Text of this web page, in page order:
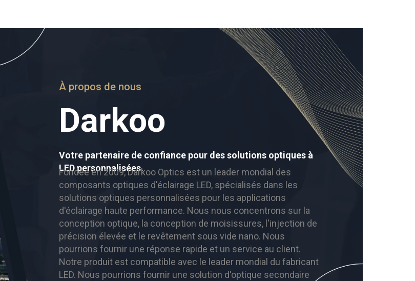
À propos de nous
Darkoo
Votre partenaire de confiance pour des solutions optiques à
LED personnalisées.
Fondée en 2009, Darkoo Optics est un leader mondial des
composants optiques d'éclairage LED, spécialisés dans les
solutions optiques personnalisées pour les applications
d'éclairage haute performance. Nous nous concentrons sur la
conception optique, la conception de moisissures, l'injection de
précision élevée et le revêtement sous vide nano. Nous
pourrions fournir une réponse rapide et un service au client.
Notre produit est compatible avec le leader mondial du fabricant
LED. Nous pourrions fournir une solution d'optique secondaire